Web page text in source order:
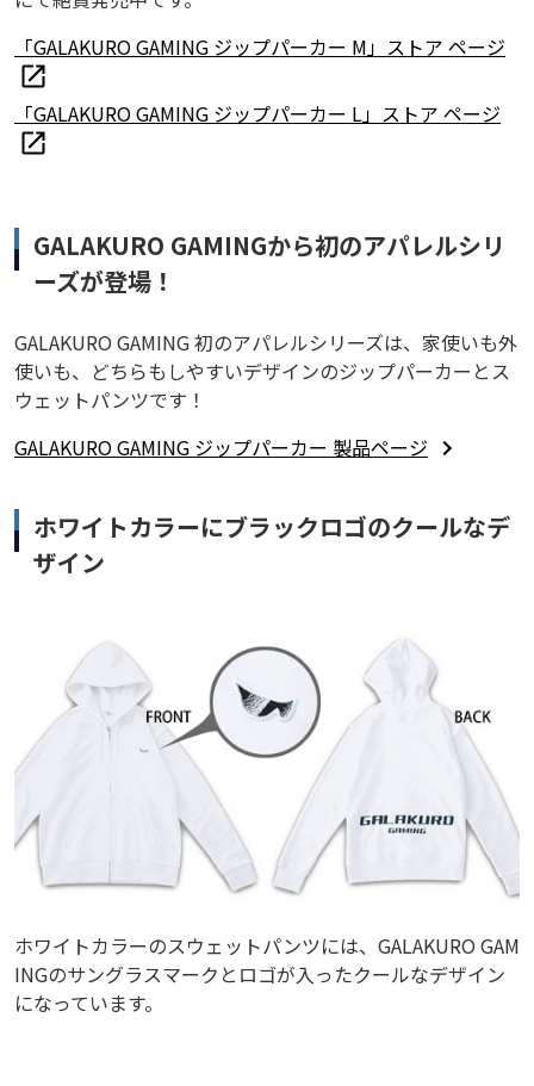
「GALAKURO GAMING ジップパーカー M」ストア ページ
「GALAKURO GAMING ジップパーカー L」ストア ページ
GALAKURO GAMINGから初のアパレルシリ
ーズが登場！
GALAKURO GAMING 初のアパレルシリーズは、家使いも外
使いも、どちらもしやすいデザインのジップパーカーとス
ウェットパンツです！
GALAKURO GAMING ジップパーカー 製品ページ
ホワイトカラーにブラックロゴのクールなデ
ザイン
ホワイトカラーのスウェットパンツには、GALAKURO GAM
INGのサングラスマークとロゴが入ったクールなデザイン
になっています。